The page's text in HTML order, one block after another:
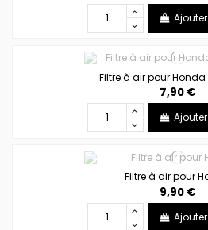
Filtre à air pour Honda
7,90 €
Filtre à air pour
9,90 €